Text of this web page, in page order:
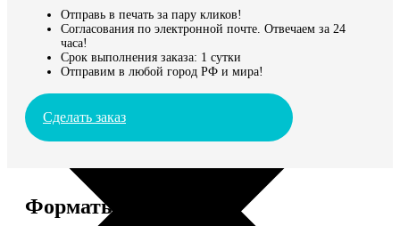
Отправь в печать за пару кликов!
Согласования по электронной почте. Отвечаем за 24
часа!
Срок выполнения заказа: 1 сутки
Отправим в любой город РФ и мира!
Сделать заказ
Форматы и цены